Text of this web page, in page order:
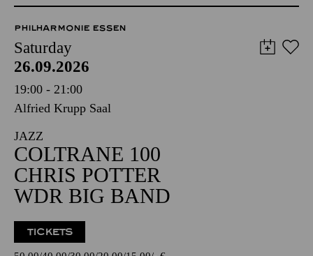
PHILHARMONIE ESSEN
Saturday
26.09.2026
19:00 - 21:00
Alfried Krupp Saal
JAZZ
COLTRANE 100
CHRIS POTTER
WDR BIG BAND
TICKETS